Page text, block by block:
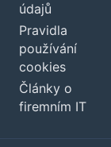
údajů
Pravidla
používání
cookies
Články o
firemním IT